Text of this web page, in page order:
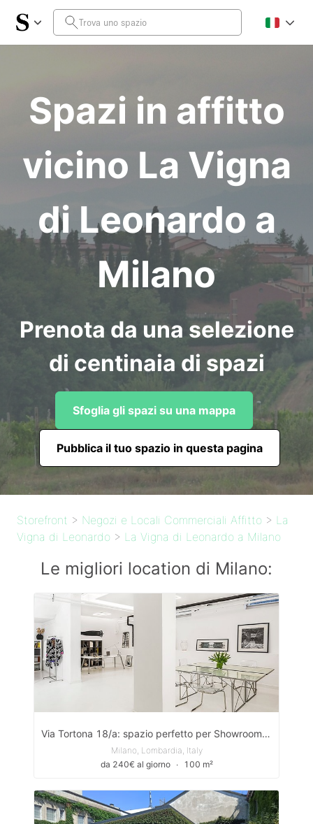
Spazi in affitto
vicino La Vigna
di Leonardo a
Milano
Prenota da una selezione
di centinaia di spazi
Sfoglia gli spazi su una mappa
Pubblica il tuo spazio in questa pagina
Storefront > Negozi e Locali Commerciali Affitto > La
Vigna di Leonardo > La Vigna di Leonardo a Milano
Le migliori location di Milano:
Via Tortona 18/a: spazio perfetto per Showroom/Pop Up Store/Photo Shooting
Milano, Lombardia, Italy
da 240€ al giorno
∙ 100 m²